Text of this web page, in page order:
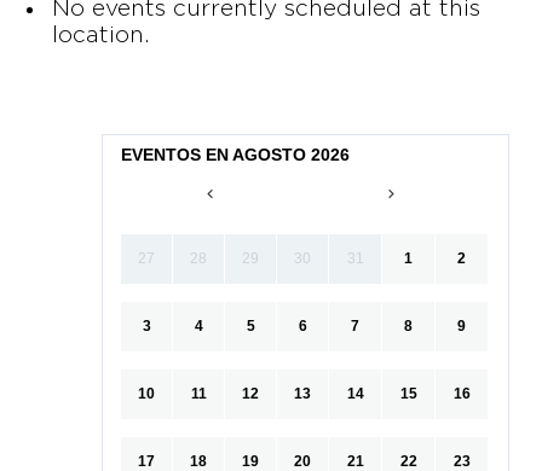
No events currently scheduled at this
location.
EVENTOS EN AGOSTO 2026
27 28 29 30 31 1 2
3 4 5 6 7 8 9
10 11 12 13 14 15 16
17 18 19 20 21 22 23